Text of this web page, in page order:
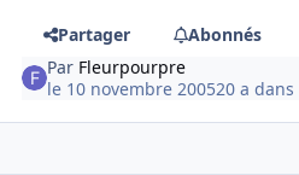
Partager
Abonnés
Par Fleurpourpre
le 10 novembre 200520 a dans